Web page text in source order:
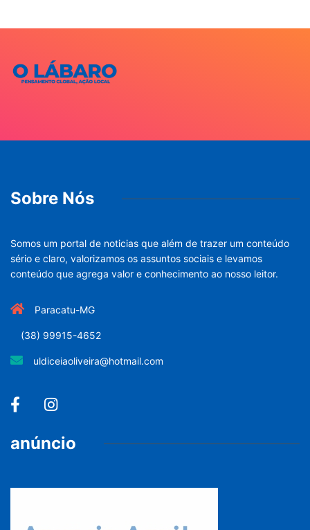
Sobre Nós
Somos um portal de noticias que além de trazer um conteúdo
sério e claro, valorizamos os assuntos sociais e levamos
conteúdo que agrega valor e conhecimento ao nosso leitor.
Paracatu-MG
(38) 99915-4652
uldiceiaoliveira@hotmail.com
anúncio